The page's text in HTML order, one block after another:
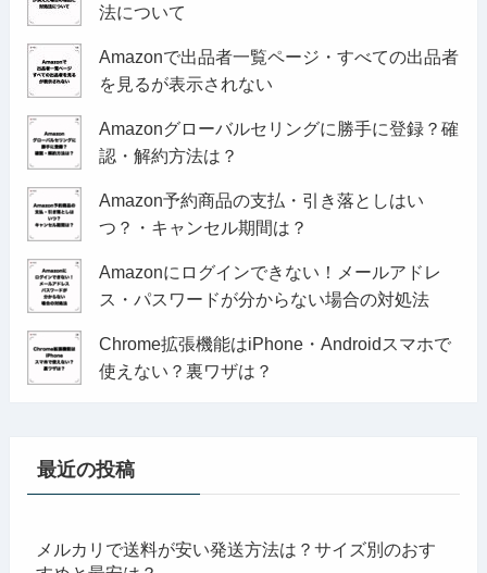
法について
Amazonで出品者一覧ページ・すべての出品者
を見るが表示されない
Amazonグローバルセリングに勝手に登録？確
認・解約方法は？
Amazon予約商品の支払・引き落としはい
つ？・キャンセル期間は？
Amazonにログインできない！メールアドレ
ス・パスワードが分からない場合の対処法
Chrome拡張機能はiPhone・Androidスマホで
使えない？裏ワザは？
最近の投稿
メルカリで送料が安い発送方法は？サイズ別のおす